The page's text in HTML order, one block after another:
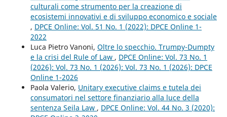
culturali come strumento per la creazione di
ecosistemi innovativi e di sviluppo economico e sociale
, DPCE Online: Vol. 51 No. 1 (2022): DPCE Online 1-
2022
Luca Pietro Vanoni, Oltre lo specchio. Trumpy-Dumpty
e la crisi del Rule of Law , DPCE Online: Vol. 73 No. 1
(2026): Vol. 73 No. 1 (2026): Vol. 73 No. 1 (2026): DPCE
Online 1-2026
Paola Valerio, Unitary executive claims e tutela dei
consumatori nel settore finanziario alla luce della
sentenza Seila Law , DPCE Online: Vol. 44 No. 3 (2020):